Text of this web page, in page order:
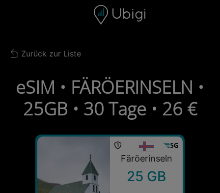
Navigationsleiste Fußzeile
Back to list
Zurück zur Liste
eSIM • FÄRÖERINSELN •
25GB • 30 Tage • 26 €
Färöerinseln
25 GB